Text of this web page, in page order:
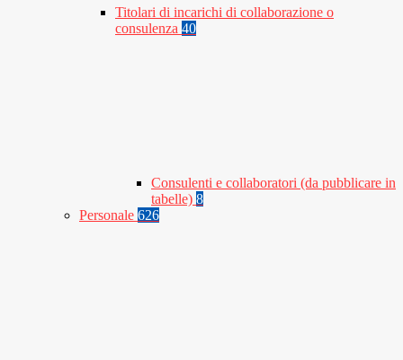
Titolari di incarichi di collaborazione o
consulenza 40
Consulenti e collaboratori (da pubblicare in
tabelle) 8
Personale 626